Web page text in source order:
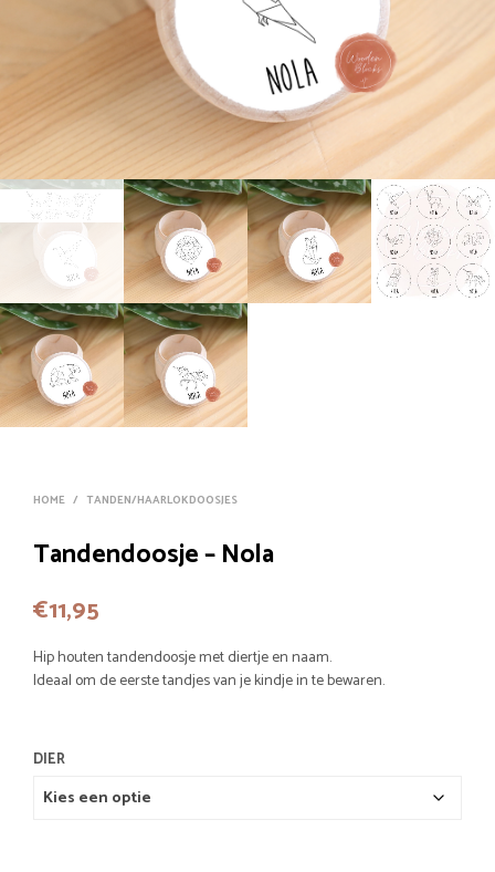
HOME / TANDEN/HAARLOKDOOSJES
Tandendoosje – Nola
€11,95
Hip houten tandendoosje met diertje en naam.
Ideaal om de eerste tandjes van je kindje in te bewaren.
DIER